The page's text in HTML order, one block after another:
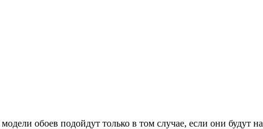
обоев подойдут только в том случае, если они будут